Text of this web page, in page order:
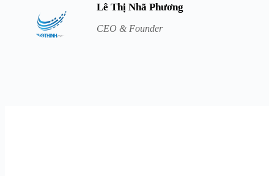
Lê Thị Nhã Phương
CEO & Founder